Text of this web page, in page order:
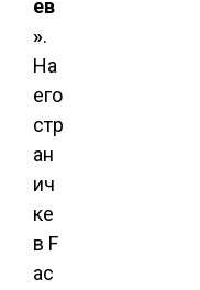
ев
».
На
его
стр
ан
ич
ке
в F
ac